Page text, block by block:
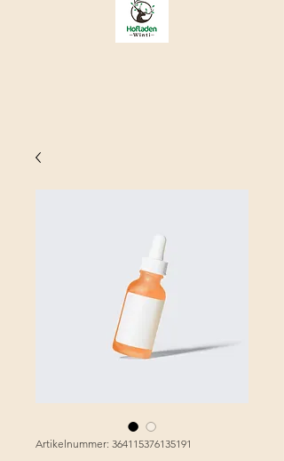
Artikelnummer: 364115376135191